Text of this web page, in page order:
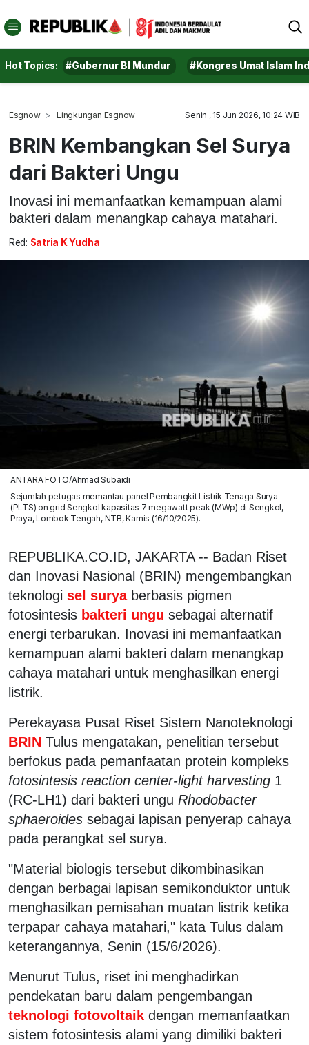
Hot Topics: #Gubernur BI Mundur #Kongres Umat Islam
Esgnow Lingkungan Esgnow Senin , 15 Jun 2026, 10:24 WIB
BRIN Kembangkan Sel Surya
dari Bakteri Ungu
Inovasi ini memanfaatkan kemampuan alami
bakteri dalam menangkap cahaya matahari.
Red: Satria K Yudha
ANTARA FOTO/Ahmad Subaidi
Sejumlah petugas memantau panel Pembangkit Listrik Tenaga Surya
(PLTS) on grid Sengkol kapasitas 7 megawatt peak (MWp) di Sengkol,
Praya, Lombok Tengah, NTB, Kamis (16/10/2025).
REPUBLIKA.CO.ID, JAKARTA -- Badan Riset
dan Inovasi Nasional (BRIN) mengembangkan
teknologi sel surya berbasis pigmen
fotosintesis bakteri ungu sebagai alternatif
energi terbarukan. Inovasi ini memanfaatkan
kemampuan alami bakteri dalam menangkap
cahaya matahari untuk menghasilkan energi
listrik.
Perekayasa Pusat Riset Sistem Nanoteknologi
BRIN Tulus mengatakan, penelitian tersebut
berfokus pada pemanfaatan protein kompleks
fotosintesis reaction center-light harvesting 1
(RC-LH1) dari bakteri ungu Rhodobacter
sphaeroides sebagai lapisan penyerap cahaya
pada perangkat sel surya.
"Material biologis tersebut dikombinasikan
dengan berbagai lapisan semikonduktor untuk
menghasilkan pemisahan muatan listrik ketika
terpapar cahaya matahari," kata Tulus dalam
keterangannya, Senin (15/6/2026).
Menurut Tulus, riset ini menghadirkan
pendekatan baru dalam pengembangan
teknologi fotovoltaik dengan memanfaatkan
sistem fotosintesis alami yang dimiliki bakteri